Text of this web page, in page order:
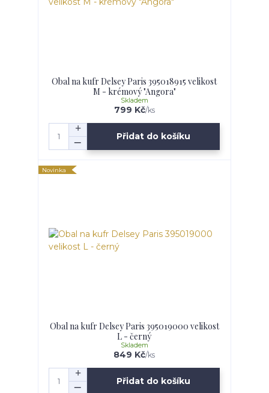
Obal na kufr Delsey Paris 395018915 velikost
M - krémový "Angora"
799 Kč/ks
Skladem
Přidat do košíku
Novinka
Obal na kufr Delsey Paris 395019000 velikost
L - černý
849 Kč/ks
Skladem
Přidat do košíku